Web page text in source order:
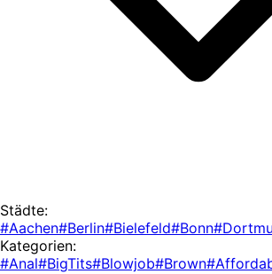
Städte:
#Aachen#Berlin#Bielefeld#Bonn
Kategorien:
#Anal#BigTits#Blowjob#Brown